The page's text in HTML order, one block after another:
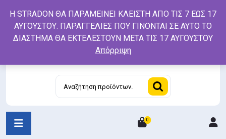
content
Αναζήτηση
0
Η STRADON ΘΑ ΠΑΡΑΜΕΙΝΕΙ ΚΛΕΙΣΤΗ ΑΠΟ ΤΙΣ 7 ΕΩΣ 17
ΑΥΓΟΥΣΤΟΥ. ΠΑΡΑΓΓΕΛΙΕΣ ΠΟΥ ΓΙΝΟΝΤΑΙ ΣΕ ΑΥΤΟ ΤΟ
ΔΙΑΣΤΗΜΑ ΘΑ ΕΚΤΕΛΕΣΤΟΥΝ ΜΕΤΑ ΤΙΣ 17 ΑΥΓΟΥΣΤΟΥ
Απόρριψη